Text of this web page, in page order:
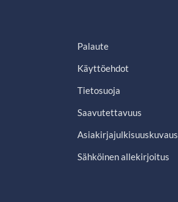
Palaute
Käyttöehdot
Tietosuoja
Saavutettavuus
Asiakirjajulkisuuskuvaus
Sähköinen allekirjoitus